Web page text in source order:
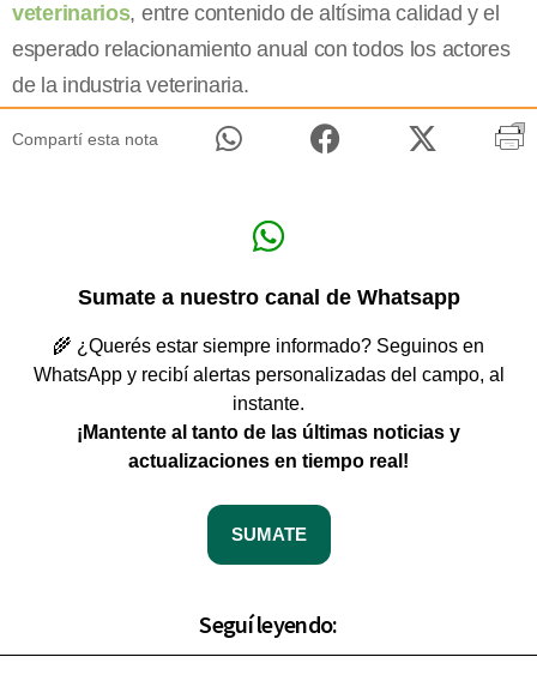
veterinarios, entre contenido de altísima calidad y el
esperado relacionamiento anual con todos los actores
de la industria veterinaria.
Compartí esta nota
Sumate a nuestro canal de Whatsapp
🌾 ¿Querés estar siempre informado? Seguinos en
WhatsApp y recibí alertas personalizadas del campo, al
instante.
¡Mantente al tanto de las últimas noticias y
actualizaciones en tiempo real!
SUMATE
Seguí leyendo: